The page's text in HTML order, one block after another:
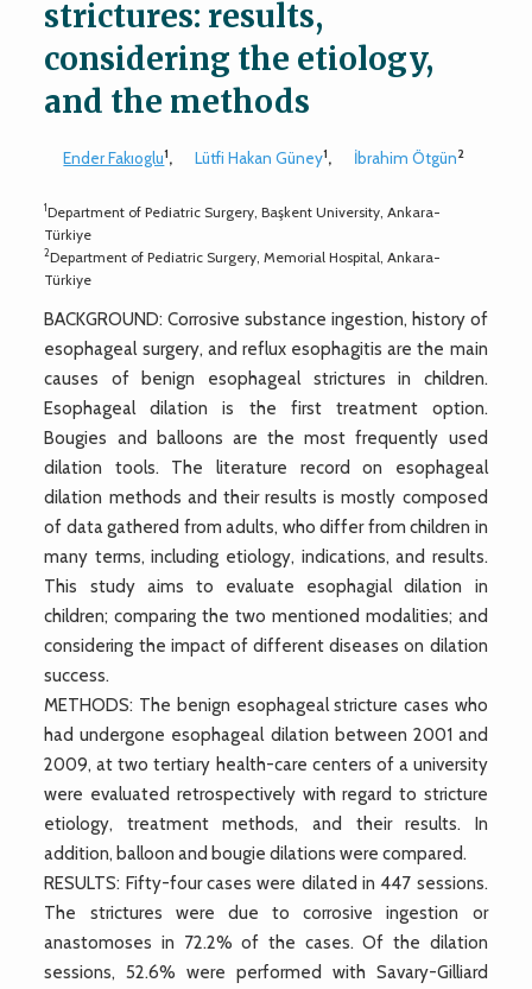
strictures: results,
considering the etiology,
and the methods
Ender Fakıoglu1, Lütfi Hakan Güney1, İbrahim Ötgün2
1Department of Pediatric Surgery, Başkent University, Ankara-
Türkiye
2Department of Pediatric Surgery, Memorial Hospital, Ankara-
Türkiye
BACKGROUND: Corrosive substance ingestion, history of
esophageal surgery, and reflux esophagitis are the main
causes of benign esophageal strictures in children.
Esophageal dilation is the first treatment option.
Bougies and balloons are the most frequently used
dilation tools. The literature record on esophageal
dilation methods and their results is mostly composed
of data gathered from adults, who differ from children in
many terms, including etiology, indications, and results.
This study aims to evaluate esophagial dilation in
children; comparing the two mentioned modalities; and
considering the impact of different diseases on dilation
success.
METHODS: The benign esophageal stricture cases who
had undergone esophageal dilation between 2001 and
2009, at two tertiary health-care centers of a university
were evaluated retrospectively with regard to stricture
etiology, treatment methods, and their results. In
addition, balloon and bougie dilations were compared.
RESULTS: Fifty-four cases were dilated in 447 sessions.
The strictures were due to corrosive ingestion or
anastomoses in 72.2% of the cases. Of the dilation
sessions, 52.6% were performed with Savary-Gilliard